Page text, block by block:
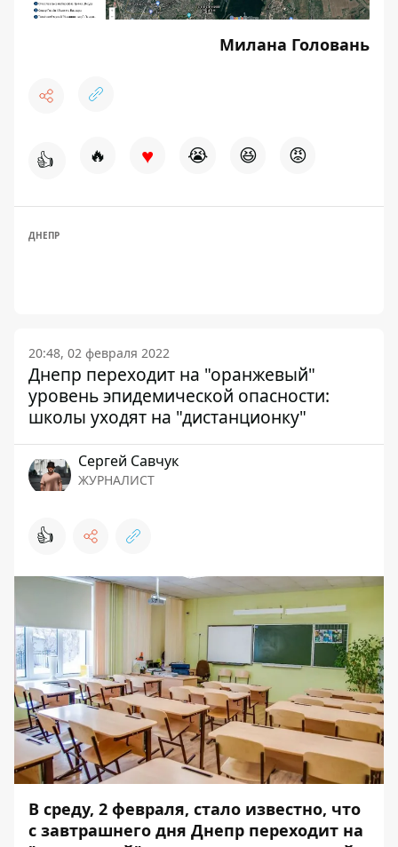
Милана Головань
👍 🔥 ♥ 😭 😆 😡
ДНЕПР
20:48, 02 февраля 2022
Днепр переходит на "оранжевый"
уровень эпидемической опасности:
школы уходят на "дистанционку"
Сергей Савчук
ЖУРНАЛИСТ
👍
В среду, 2 февраля, стало известно, что
с завтрашнего дня Днепр переходит на